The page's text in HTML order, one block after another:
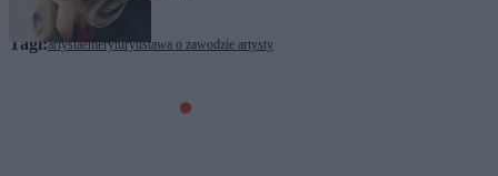
Tagi:artystaemeryturyustawa o zawodzie artysty